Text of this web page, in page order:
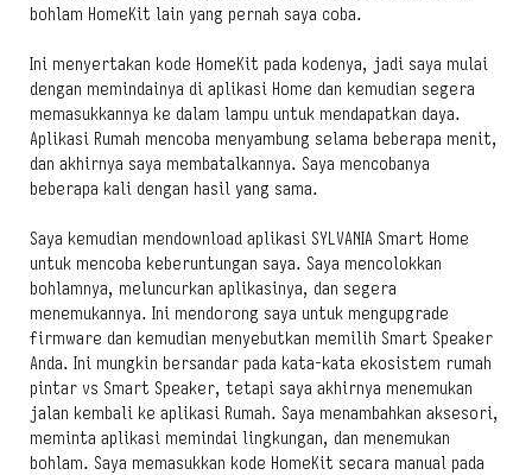
bohlam HomeKit lain yang pernah saya coba.
Ini menyertakan kode HomeKit pada kodenya, jadi saya mulai
dengan memindainya di aplikasi Home dan kemudian segera
memasukkannya ke dalam lampu untuk mendapatkan daya.
Aplikasi Rumah mencoba menyambung selama beberapa menit,
dan akhirnya saya membatalkannya. Saya mencobanya
beberapa kali dengan hasil yang sama.
Saya kemudian mendownload aplikasi SYLVANIA Smart Home
untuk mencoba keberuntungan saya. Saya mencolokkan
bohlamnya, meluncurkan aplikasinya, dan segera
menemukannya. Ini mendorong saya untuk mengupgrade
firmware dan kemudian menyebutkan memilih Smart Speaker
Anda. Ini mungkin bersandar pada kata-kata ekosistem rumah
pintar vs Smart Speaker, tetapi saya akhirnya menemukan
jalan kembali ke aplikasi Rumah. Saya menambahkan aksesori,
meminta aplikasi memindai lingkungan, dan menemukan
bohlam. Saya memasukkan kode HomeKit secara manual pada